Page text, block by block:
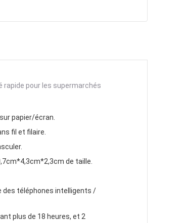
rapide pour les supermarchés
papier/écran.
fil et filaire.
de taille.
des téléphones intelligents /
plus de 18 heures, et 2